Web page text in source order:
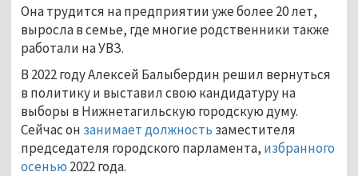
Она трудится на предприятии уже более 20 лет,
выросла в семье, где многие родственники также
работали на УВЗ.
В 2022 году Алексей Балыбердин решил вернуться
в политику и выставил свою кандидатуру на
выборы в Нижнетагильскую городскую думу.
Сейчас он занимает должность заместителя
председателя городского парламента, избранного
осенью 2022 года.